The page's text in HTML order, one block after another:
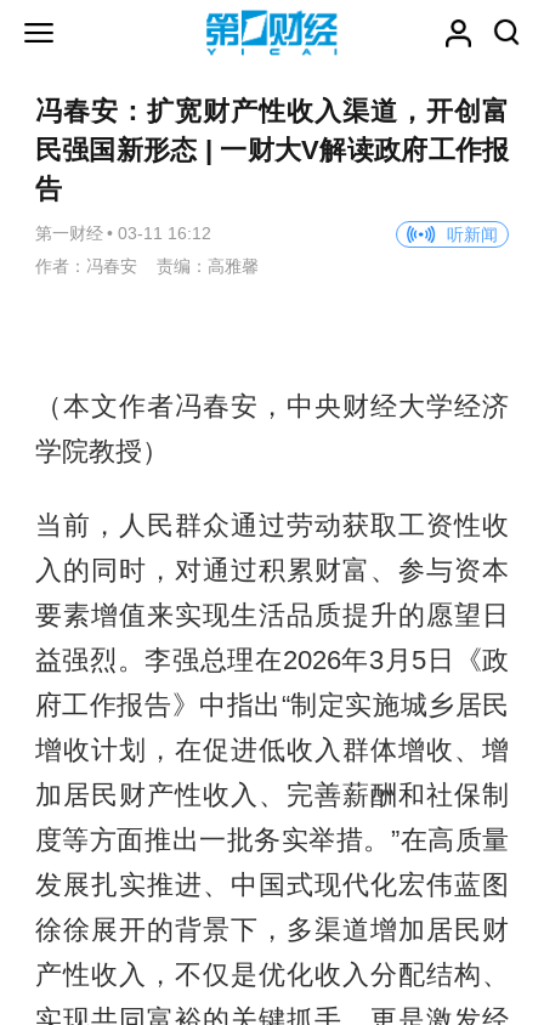
冯春安：扩宽财产性收入渠道，开创富
民强国新形态 | 一财大V解读政府工作报
告
第一财经 • 03-11 16:12
听新闻
作者：冯春安 责编：高雅馨
（本文作者冯春安，中央财经大学经济
学院教授）
当前，人民群众通过劳动获取工资性收
入的同时，对通过积累财富、参与资本
要素增值来实现生活品质提升的愿望日
益强烈。李强总理在2026年3月5日《政
府工作报告》中指出“制定实施城乡居民
增收计划，在促进低收入群体增收、增
加居民财产性收入、完善薪酬和社保制
度等方面推出一批务实举措。”在高质量
发展扎实推进、中国式现代化宏伟蓝图
徐徐展开的背景下，多渠道增加居民财
产性收入，不仅是优化收入分配结构、